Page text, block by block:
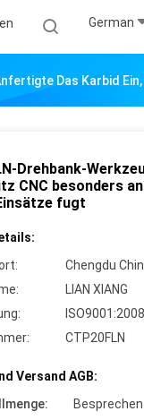
German
Das Karbid
Drehbank-
CNC besonders
fugt
Chengdu
LIAN XIANG
ISO9001:2008
CTP20FLN
Versand AGB: